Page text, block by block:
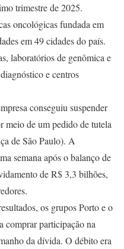
trimestre de 2025.
oncológicas fundada em
em 49 cidades do país.
laboratórios de genômica e
e centros
conseguiu suspender
meio de um pedido de tutela
de São Paulo). A
semana após o balanço de
de R$ 3,3 bilhões,
os grupos Porto e o
comprar participação na
da dívida. O débito era